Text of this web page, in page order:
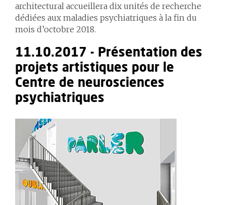
architectural accueillera dix unités de recherche
dédiées aux maladies psychiatriques à la fin du
mois d’octobre 2018.
11.10.2017 - Présentation des
projets artistiques pour le
Centre de neurosciences
psychiatriques